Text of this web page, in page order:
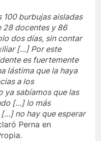
100 burbujas aisladas
28 docentes y 86
dos días, sin contar
[…] Por este
es fuertemente
lástima que la haya
a los
ya sabíamos que las
[…] lo más
no hay que esperar
Perna en